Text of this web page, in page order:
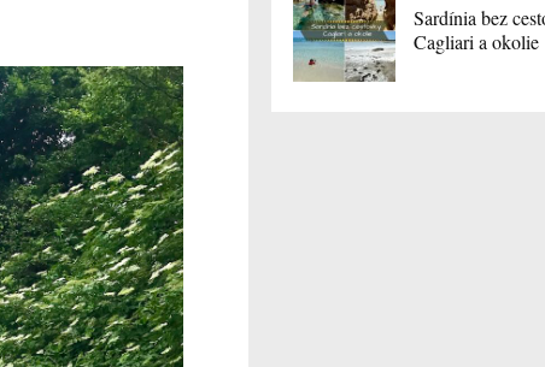
Sardínia bez
Cagliari a okolie